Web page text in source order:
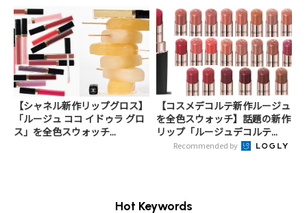
【シャネル新作リップグロス】
「ルージュ ココ イドゥラ グロ
ス」を全色スウォッチ...
【コスメデコルテ新作ルージュ
を全色スウォッチ】話題の新作
リップ「ルージュデコルテ...
Recommended by
Hot Keywords